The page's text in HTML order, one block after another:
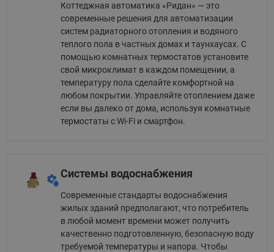
Коттеджная автоматика «Ридан» — это
современные решения для автоматизации
систем радиаторного отопления и водяного
теплого пола в частных домах и таунхаусах. С
помощью комнатных термостатов установите
свой микроклимат в каждом помещении, а
температуру пола сделайте комфортной на
любом покрытии. Управляйте отоплением даже
если вы далеко от дома, используя комнатные
термостаты с Wi-Fi и смартфон.
Системы водоснабжения
Современные стандарты водоснабжения
жилых зданий предполагают, что потребитель
в любой момент времени может получить
качественно подготовленную, безопасную воду
требуемой температуры и напора. Чтобы